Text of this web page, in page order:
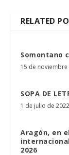
RELATED
Somontano
15 de noviembre
SOPA DE
1 de julio de 2022
Aragón, en
2026